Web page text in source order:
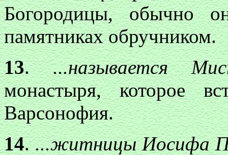
Богородицы, обычно
памятниках обручником.
13....называется
монастыря, которое
Варсонофия.
14....житницы Иосифа